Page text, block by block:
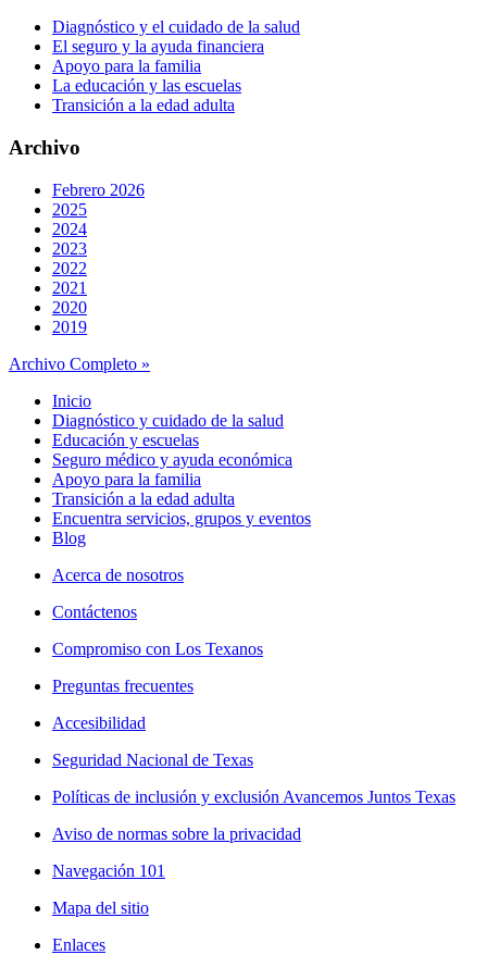
Diagnóstico y el cuidado de la salud
El seguro y la ayuda financiera
Apoyo para la familia
La educación y las escuelas
Transición a la edad adulta
Archivo
Febrero 2026
2025
2024
2023
2022
2021
2020
2019
Archivo Completo »
Inicio
Diagnóstico y cuidado de la salud
Educación y escuelas
Seguro médico y ayuda económica
Apoyo para la familia
Transición a la edad adulta
Encuentra servicios, grupos y eventos
Blog
Acerca de nosotros
Contáctenos
Compromiso con Los Texanos
Preguntas frecuentes
Accesibilidad
Seguridad Nacional de Texas
Políticas de inclusión y exclusión Avancemos Juntos Texas
Aviso de normas sobre la privacidad
Navegación 101
Mapa del sitio
Enlaces